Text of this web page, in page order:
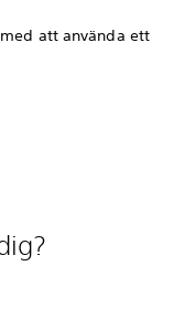
att använda ett